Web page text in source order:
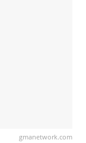
gmanetwork.com